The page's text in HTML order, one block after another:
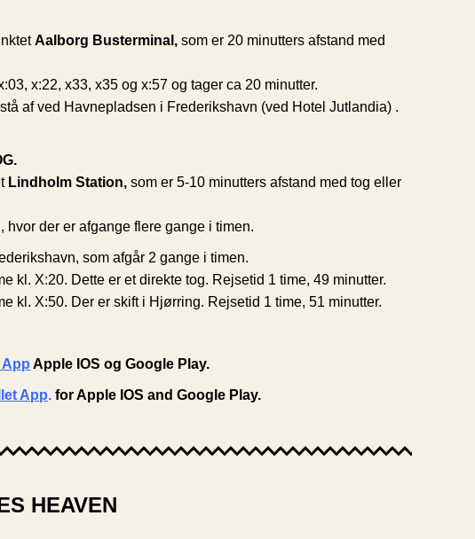
Aalborg Busterminal, som er 20 minutters afstand med
x:22, x33, x35 og x:57 og tager ca 20 minutter.
af ved Havnepladsen i Frederikshavn (ved Hotel Jutlandia) .
Lindholm Station, som er 5-10 minutters afstand med tog eller
der er afgange flere gange i timen.
som afgår 2 gange i timen.
kl. X:20. Dette er et direkte tog. Rejsetid 1 time, 49 minutter.
kl. X:50. Der er skift i Hjørring. Rejsetid 1 time, 51 minutter.
App Apple IOS og Google Play.
App. for Apple IOS and Google Play.
HEAVEN